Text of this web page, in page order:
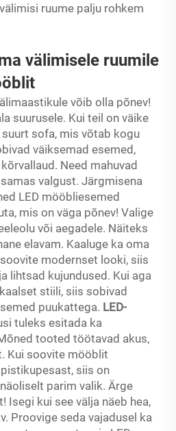
ruume palju rohkem
välimisele ruumile
võib olla põnev!
suurusele. Kui teil on väike
sofa, mis võtab kogu
väiksemad esemed,
Need mahuvad
valgust. Järgmisena
LED mööbliesemed
mis on väga põnev! Valige
või aegadele. Näiteks
elavam. Kaaluge ka oma
modernset looki, siis
lihtsad kujundused. Kui aga
stiili, siis sobivad
puukattega. LED-
tuleks esitada ka
tooted töötavad akus,
Kui soovite mööblit
siis on
parim valik. Ärge
Isegi kui see välja näeb hea,
Proovige seda vajadusel ka